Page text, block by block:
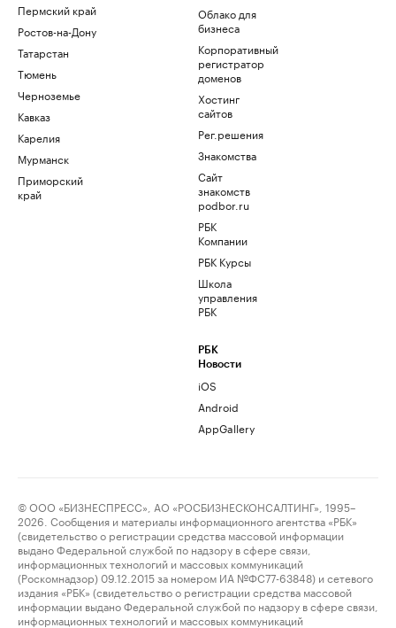
Пермский край
Ростов-на-Дону
Татарстан
Тюмень
Черноземье
Кавказ
Карелия
Мурманск
Приморский
край
Облако для
бизнеса
Корпоративный
регистратор
доменов
Хостинг
сайтов
Рег.решения
Знакомства
Сайт
знакомств
podbor.ru
РБК
Компании
РБК Курсы
Школа
управления
РБК
РБК
Новости
iOS
Android
AppGallery
© ООО «БИЗНЕСПРЕСС», АО «РОСБИЗНЕСКОНСАЛТИНГ», 1995–
2026. Сообщения и материалы информационного агентства «РБК»
(свидетельство о регистрации средства массовой информации
выдано Федеральной службой по надзору в сфере связи,
информационных технологий и массовых коммуникаций
(Роскомнадзор) 09.12.2015 за номером ИА №ФС77-63848) и сетевого
издания «РБК» (свидетельство о регистрации средства массовой
информации выдано Федеральной службой по надзору в сфере связи,
информационных технологий и массовых коммуникаций